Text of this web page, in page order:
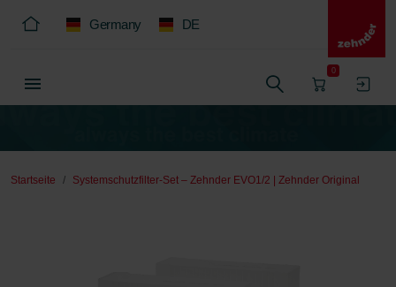
Germany DE
0
Startseite Systemschutzfilter-Set – Zehnder EVO1/2 | Zehnder Original